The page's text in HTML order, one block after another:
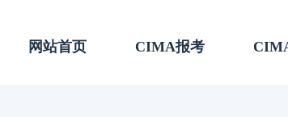
网站首页 CIMA报考